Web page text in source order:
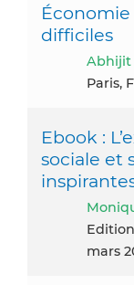
difficiles
Paris,
Ebook :
sociale et
mars